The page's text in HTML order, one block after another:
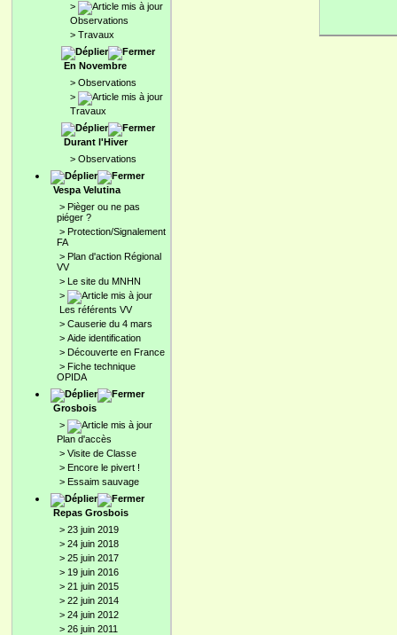
>
Observations
> Travaux
En Novembre
> Observations
>
Travaux
Durant l'Hiver
> Observations
Vespa Velutina
> Pièger ou ne pas
piéger ?
> Protection/Signalement
FA
> Plan d'action Régional
VV
> Le site du MNHN
>
Les référents VV
> Causerie du 4 mars
> Aide identification
> Découverte en France
> Fiche technique
OPIDA
Grosbois
>
Plan d'accès
> Visite de Classe
> Encore le pivert !
> Essaim sauvage
Repas Grosbois
> 23 juin 2019
> 24 juin 2018
> 25 juin 2017
> 19 juin 2016
> 21 juin 2015
> 22 juin 2014
> 24 juin 2012
> 26 juin 2011